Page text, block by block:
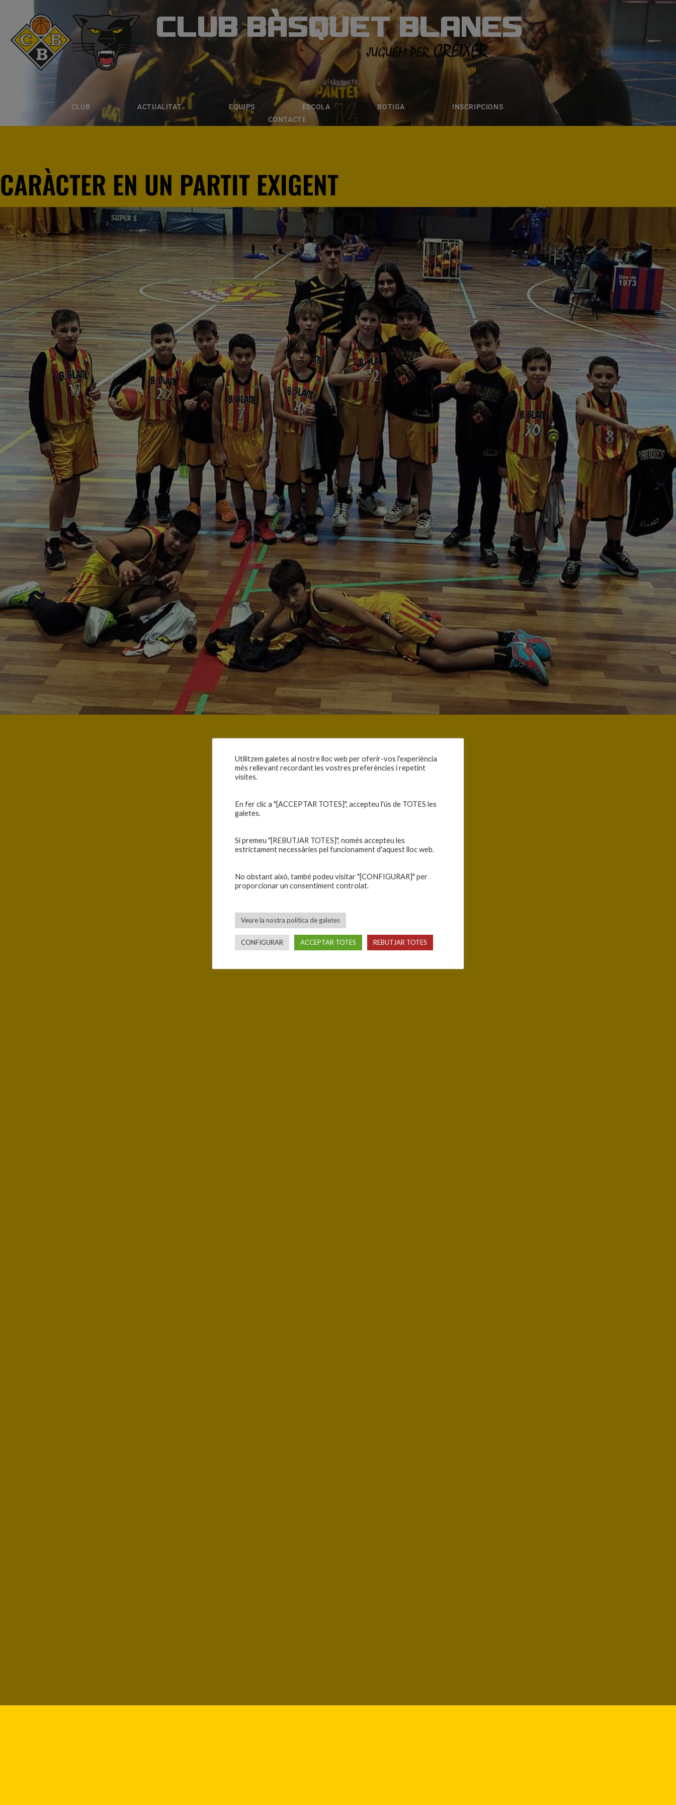
CLUB BÀSQUET BLANES
CLUB ACTUALITAT EQUIPS ESCOLA BOTIGA
INSCRIPCIONS
CONTACTE
CLUB BÀSQUET BLANES
ACTUALITAT ESCOLA BOTIGA INSCRIPCIONS
CARÀCTER EN UN PARTIT EXIGENT
Utilitzem galetes al nostre lloc web per oferir-vos l’experiència
més rellevant recordant les vostres preferències i repetint
visites.
En fer clic a "[ACCEPTAR TOTES]", accepteu l'ús de TOTES les
galetes.
Si premeu "[REBUTJAR TOTES]", només accepteu les
estrictament necessàries pel funcionament d'aquest lloc web.
No obstant això, també podeu visitar "[CONFIGURAR]" per
proporcionar un consentiment controlat.
Veure la nostra política de galetes
CONFIGURAR ACCEPTAR TOTES REBUTJAR TOTES